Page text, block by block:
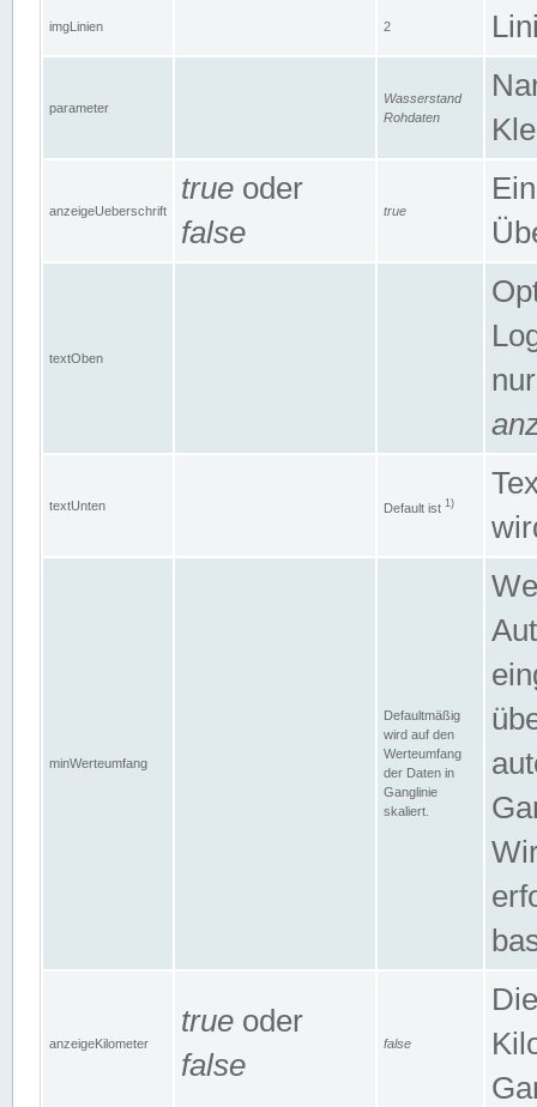
imgLinien 2
parameter
Wasserstand
Rohdaten
anzeigeUeberschrift
true oder
false
true
textOben
textUnten Default ist 1)
minWerteumfang
Defaultmäßig
wird auf den
Werteumfang
der Daten in
Ganglinie
skaliert.
anzeigeKilometer
true oder
false
false